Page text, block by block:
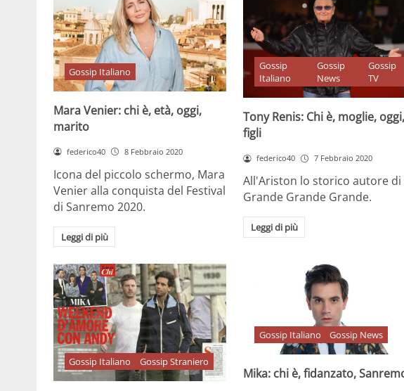
Gossip Italiano
Mara Venier: chi è, età, oggi,
marito
federico40 8 Febbraio 2020
Icona del piccolo schermo, Mara
Venier alla conquista del Festival
di Sanremo 2020.
Leggi di più
Gossip
Italiano
Gossip
News
Gossip
TV
Tony Renis: Chi è, moglie, oggi,
figli
federico40 7 Febbraio 2020
All'Ariston lo storico autore di
Grande Grande Grande.
Leggi di più
Gossip Italiano Gossip Straniero
Gossip Italiano Gossip News
Mika: chi è, fidanzato,